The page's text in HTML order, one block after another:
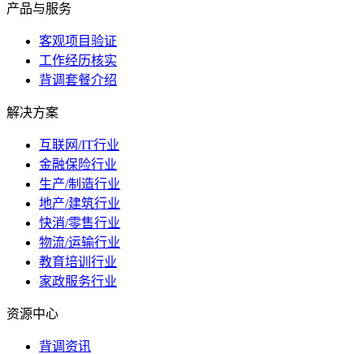
产品与服务
客观项目验证
工作经历核实
背调套餐介绍
解决方案
互联网/IT行业
金融保险行业
生产/制造行业
地产/建筑行业
快消/零售行业
物流/运输行业
教育培训行业
家政服务行业
资源中心
背调资讯